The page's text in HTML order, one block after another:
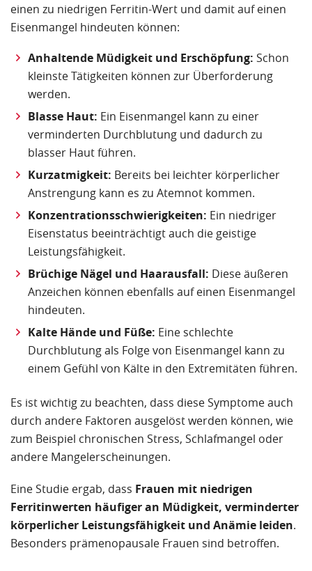
einen zu niedrigen Ferritin-Wert und damit auf einen
Eisenmangel hindeuten können:
Anhaltende Müdigkeit und Erschöpfung: Schon
kleinste Tätigkeiten können zur Überforderung
werden.
Blasse Haut: Ein Eisenmangel kann zu einer
verminderten Durchblutung und dadurch zu
blasser Haut führen.
Kurzatmigkeit: Bereits bei leichter körperlicher
Anstrengung kann es zu Atemnot kommen.
Konzentrationsschwierigkeiten: Ein niedriger
Eisenstatus beeinträchtigt auch die geistige
Leistungsfähigkeit.
Brüchige Nägel und Haarausfall: Diese äußeren
Anzeichen können ebenfalls auf einen Eisenmangel
hindeuten.
Kalte Hände und Füße: Eine schlechte
Durchblutung als Folge von Eisenmangel kann zu
einem Gefühl von Kälte in den Extremitäten führen.
Es ist wichtig zu beachten, dass diese Symptome auch
durch andere Faktoren ausgelöst werden können, wie
zum Beispiel chronischen Stress, Schlafmangel oder
andere Mangelerscheinungen.
Eine Studie ergab, dass Frauen mit niedrigen
Ferritinwerten häufiger an Müdigkeit, verminderter
körperlicher Leistungsfähigkeit und Anämie leiden.
Besonders prämenopausale Frauen sind betroffen.